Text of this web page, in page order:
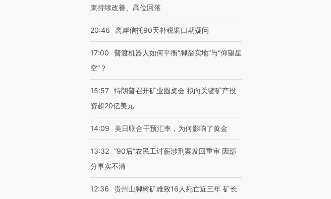
束持续改善、高位回落
20:46 离岸信托90天补税窗口期疑问
17:00
普渡机器人如何平衡“脚踏实地”与“仰望星
空”？
15:57 特朗普召开矿业圆桌会 拟向关键矿产投
资超20亿美元
14:09 美日联合干预汇率，为何影响了黄金
13:32 “90后”农民工讨薪涉刑案发回重审 因部
分事实不清
12:36
贵州山脚树矿难致16人死亡近三年 矿长